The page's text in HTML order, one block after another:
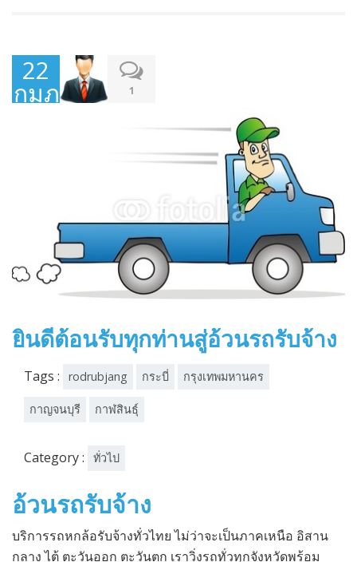
22
กุมภาพันธ์ 1
ยินดีต้อนรับทุกท่านสู่อ้วนรถรับจ้าง
Tags : rodrubjang กระบี่ กรุงเทพมหานคร
กาญจนบุรี กาฬสินธุ์
Category : ทั่วไป
อ้วนรถรับจ้าง
บริการรถหกล้อรับจ้างทั่วไทย ไม่ว่าจะเป็นภาคเหนือ อิสาน
กลาง ไต้ ตะวันออก ตะวันตก เราวิ่งรถทั่วทุกจังหวัดพร้อม